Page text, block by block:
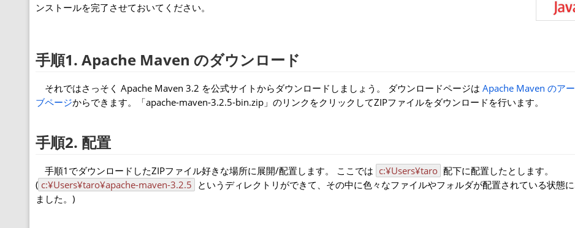
ンストールを完了させておいてください。
手順1. Apache Maven のダウンロード
それではさっそく Apache Maven 3.2 を公式サイトからダウンロードしましょう。 ダウンロードページは Apache Maven のア
ブページからできます。「apache-maven-3.2.5-bin.zip」のリンクをクリックしてZIPファイルをダウンロードを行います。
手順2. 配置
手順1でダウンロードしたZIPファイル好きな場所に展開/配置します。 ここでは c:¥Users¥taro 配下に配置したとします。
( c:¥Users¥taro¥apache-maven-3.2.5 というディレクトリができて、その中に色々なファイルやフォルダが配置されている状態に
ました。)